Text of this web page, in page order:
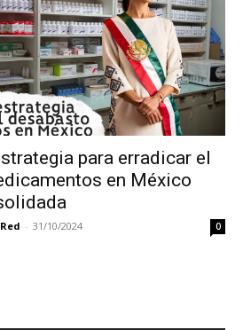
para erradicar el
en México
- 31/10/2024 0